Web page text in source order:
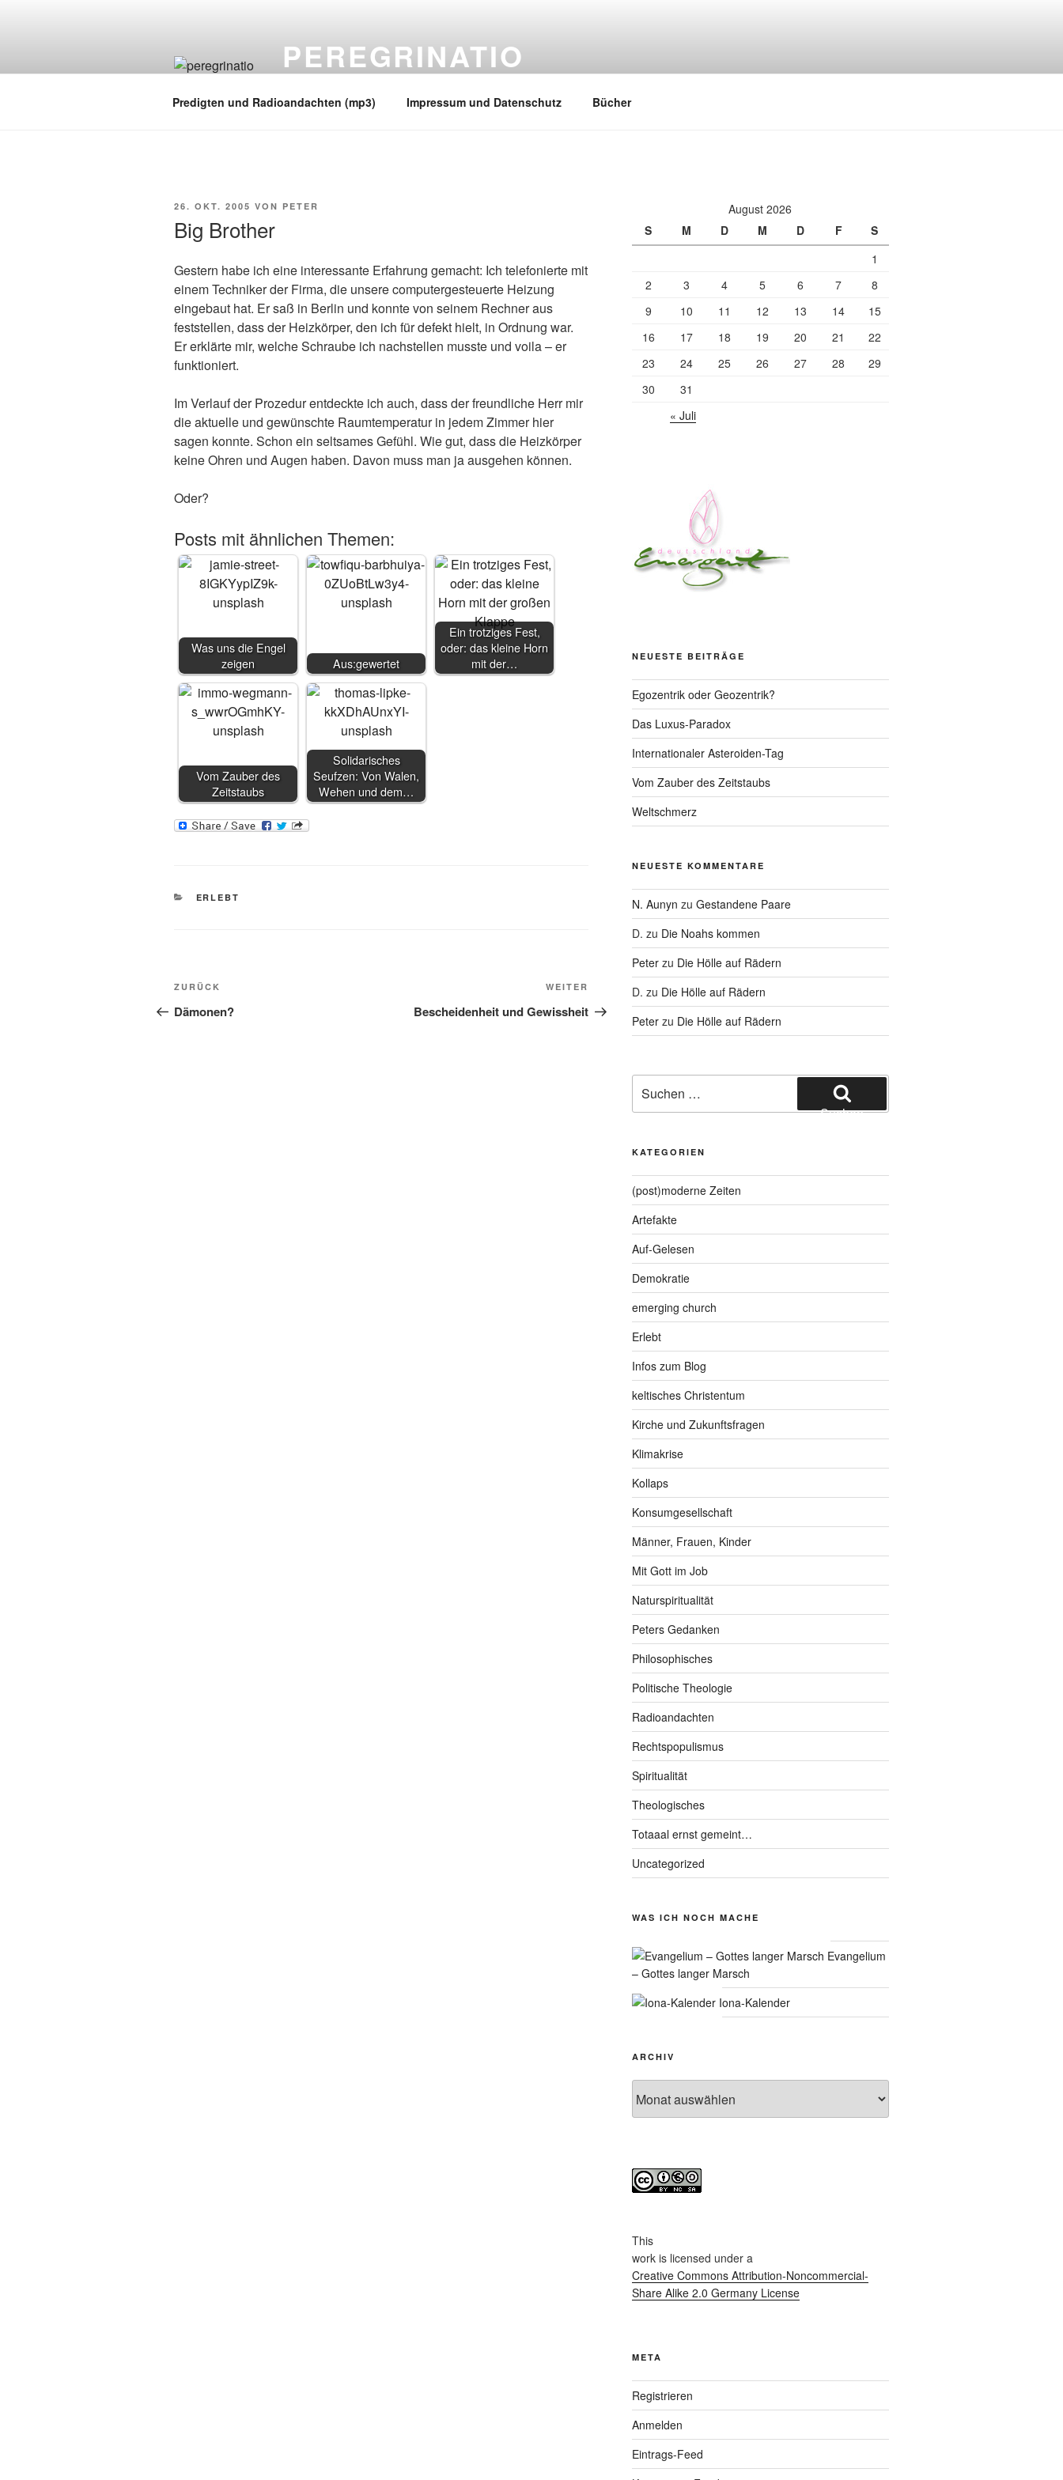
PEREGRINATIO
Predigten und Radioandachten (mp3) Impressum und Datenschutz Bücher
VERÖFFENTLICHT
26. OKT. 2005 VON PETER
Big Brother
Gestern habe ich eine interessante Erfahrung gemacht: Ich telefonierte mit
einem Techniker der Firma, die unsere computergesteuerte Heizung
eingebaut hat. Er saß in Berlin und konnte von seinem Rechner aus
feststellen, dass der Heizkörper, den ich für defekt hielt, in Ordnung war.
Er erklärte mir, welche Schraube ich nachstellen musste und voila – er
funktioniert.
Im Verlauf der Prozedur entdeckte ich auch, dass der freundliche Herr mir
die aktuelle und gewünschte Raumtemperatur in jedem Zimmer hier
sagen konnte. Schon ein seltsames Gefühl. Wie gut, dass die Heizkörper
keine Ohren und Augen haben. Davon muss man ja ausgehen können.
Oder?
Posts mit ähnlichen Themen:
Was uns die Engel
zeigen
Aus:gewertet
Ein trotziges Fest,
oder: das kleine Horn
mit der…
Vom Zauber des
Zeitstaubs
Solidarisches
Seufzen: Von Walen,
Wehen und dem…
KATEGORIEN
ERLEBT
Beitragsnavigation
Vorheriger
Beitrag
ZURÜCK
Dämonen?
Nächster
Beitrag
WEITER
Bescheidenheit und Gewissheit
August 2026
S
M D M D F
S
1
2
3 4 5 6 7
8
9
10 11 12 13 14
15
16
17 18 19 20 21
22
23
24 25 26 27 28
29
30
31
« Juli
NEUESTE BEITRÄGE
Egozentrik oder Geozentrik?
Das Luxus-Paradox
Internationaler Asteroiden-Tag
Vom Zauber des Zeitstaubs
Weltschmerz
NEUESTE KOMMENTARE
N. Aunyn zu Gestandene Paare
D. zu Die Noahs kommen
Peterzu Die Hölle auf Rädern
D. zu Die Hölle auf Rädern
Peterzu Die Hölle auf Rädern
nach:
Suchen
KATEGORIEN
(post)moderne Zeiten
Artefakte
Auf-Gelesen
Demokratie
emerging church
Erlebt
Infos zum Blog
keltisches Christentum
Kirche und Zukunftsfragen
Klimakrise
Kollaps
Konsumgesellschaft
Männer, Frauen, Kinder
Mit Gott im Job
Naturspiritualität
Peters Gedanken
Philosophisches
Politische Theologie
Radioandachten
Rechtspopulismus
Spiritualität
Theologisches
Totaaal ernst gemeint…
Uncategorized
WAS ICH NOCH MACHE
Evangelium
– Gottes langer Marsch
Iona-Kalender
ARCHIV
This
workis licensed under a
Creative Commons Attribution-Noncommercial-
Share Alike 2.0 Germany License
META
Registrieren
Anmelden
Eintrags-Feed